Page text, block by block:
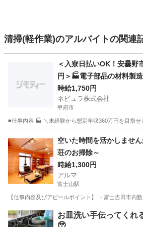
清掃(軽作業)のアルバイトの関連
＜入寮日払いOK！安曇野
円＞🏭電子部品の材料製
｜日払いOK｜4勤2休｜長
6】
時給1,750円
ネビュラ株式会社
甲府市
■仕事内容 🏭 ＼未経験から想定年収360万円を目指
軽作業 4勤2休
空いた時間を活かしませ
荘のお掃除～
時給1,300円
アルマ
富士山駅
【仕事内容及びアピールポイント】 ・富士吉田市
山梨 富士吉田市 富士山駅 清掃 別荘
お皿洗い手伝ってくれ
🥹